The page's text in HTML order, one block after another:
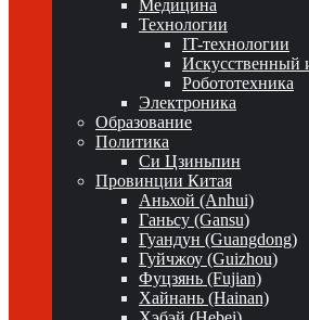
Медицина
Технологии
IT-технологии
Искусственный
Робототехника
Электроника
Образование
Политика
Си Цзиньпин
Провинции Китая
Аньхой (Anhui)
Ганьсу (Gansu)
Гуандун (Guangdong)
Гуйчжоу (Guizhou)
Фуцзянь (Fujian)
Хайнань (Hainan)